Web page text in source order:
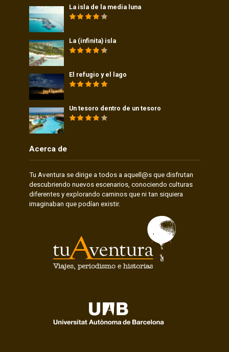
La isla de la media luna
La (infinita) isla
El refugio y el lago
Un tesoro dentro de un tesoro
Acerca de
Tu Aventura se dirige a todos a aquell@s que disfrutan
descubriendo nuevos escenarios, conociendo culturas
diferentes y explorando caminos que ni tan siquiera
imaginaban que podían existir.